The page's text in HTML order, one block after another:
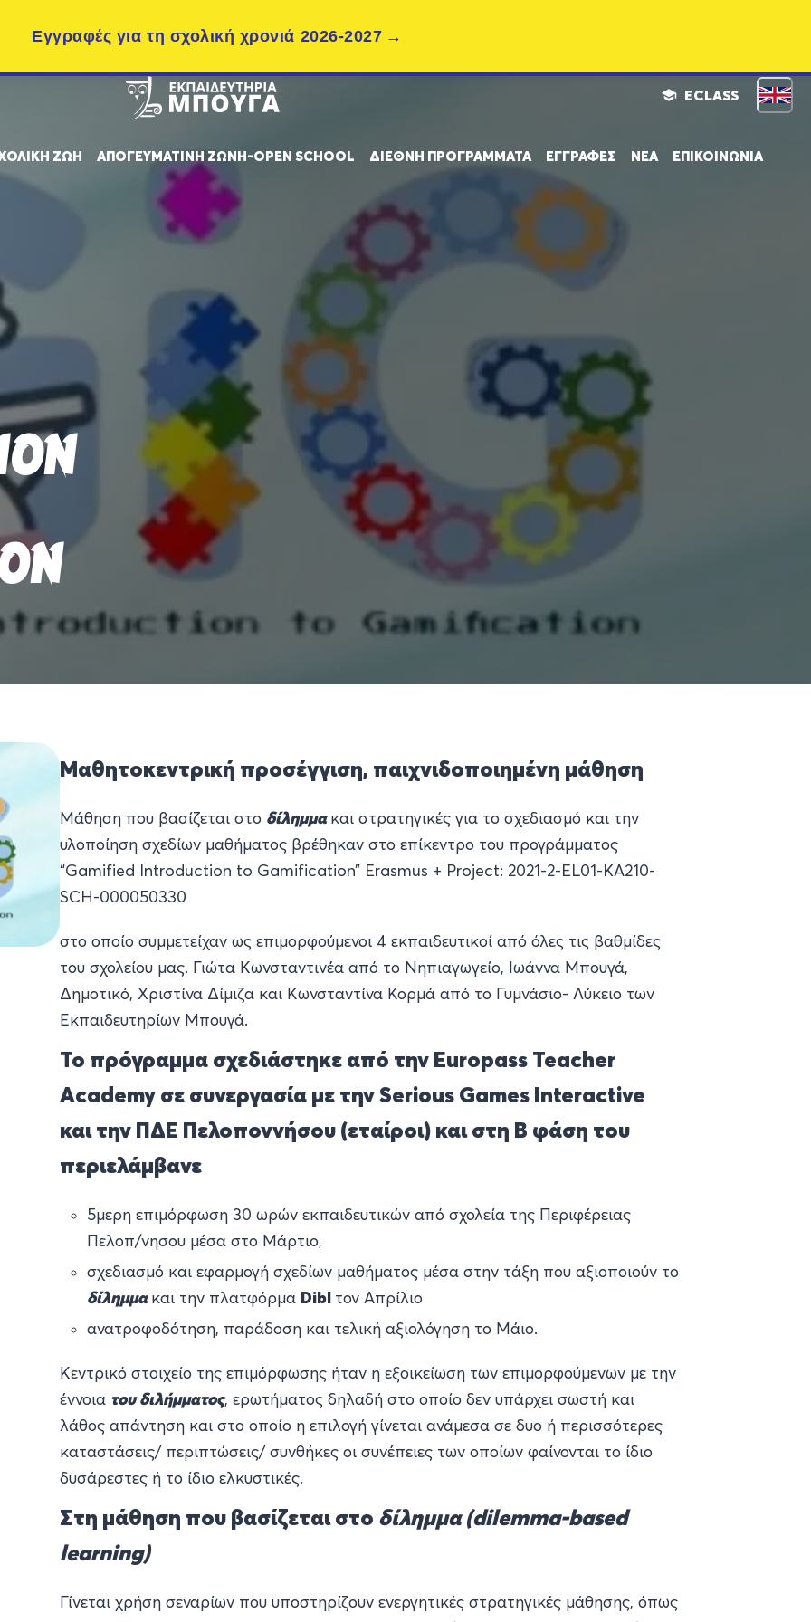
Εγγραφές για τη σχολική χρονιά 2026-2027
ΖΩΗ ΑΠΟΓΕΥΜΑΤΙΝΗ ΖΩΝΗ-OPEN SCHOOL ΔΙΕΘΝΗ ΠΡΟΓΡΑΜΜΑΤΑ ΕΓΓΡΑΦΕΣ ΝΕΑ ΕΠΙΚΟΙΝΩΝΙΑ
ECLASS
Μαθητοκεντρική προσέγγιση, παιχνιδοποιημένη μάθηση
Μάθηση που βασίζεται στο δίλημμα και στρατηγικές για το σχεδιασμό και την
υλοποίηση σχεδίων μαθήματος βρέθηκαν στο επίκεντρο του προγράμματος
“Gamified Introduction to Gamification” Erasmus + Project: 2021-2-EL01-KA210-
SCH-000050330
στο οποίο συμμετείχαν ως επιμορφούμενοι 4 εκπαιδευτικοί από όλες τις βαθμίδες
του σχολείου μας. Γιώτα Κωνσταντινέα από το Νηπιαγωγείο, Ιωάννα Μπουγά,
Δημοτικό, Χριστίνα Δίμιζα και Κωνσταντίνα Κορμά από το Γυμνάσιο- Λύκειο των
Εκπαιδευτηρίων Μπουγά.
Το πρόγραμμα σχεδιάστηκε από την Europass Teacher
Academy σε συνεργασία με την Serious Games Interactive
και την ΠΔΕ Πελοποννήσου (εταίροι) και στη Β φάση του
περιελάμβανε
5μερη επιμόρφωση 30 ωρών εκπαιδευτικών από σχολεία της Περιφέρειας
Πελοπ/νησου μέσα στο Μάρτιο,
σχεδιασμό και εφαρμογή σχεδίων μαθήματος μέσα στην τάξη που αξιοποιούν το
δίλημμακαι την πλατφόρμα Dibl τον Απρίλιο
ανατροφοδότηση, παράδοση και τελική αξιολόγηση το Μάιο.
Κεντρικό στοιχείο της επιμόρφωσης ήταν η εξοικείωση των επιμορφούμενων με την
έννοια του διλήμματος, ερωτήματος δηλαδή στο οποίο δεν υπάρχει σωστή και
λάθος απάντηση και στο οποίο η επιλογή γίνεται ανάμεσα σε δυο ή περισσότερες
καταστάσεις/ περιπτώσεις/ συνθήκες οι συνέπειες των οποίων φαίνονται το ίδιο
δυσάρεστες ή το ίδιο ελκυστικές.
Στη μάθηση που βασίζεται στο δίλημμα (dilemma-based
learning)
Γίνεται χρήση σεναρίων που υποστηρίζουν ενεργητικές στρατηγικές μάθησης, όπως